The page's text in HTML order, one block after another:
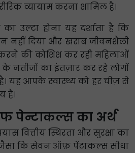
व्यायाम करना शामिल है।
उल्टा होना यह दर्शाता है कि
नहीं दिया और खराब जीवनशैली
की कोशिश कर रही महिलाओं
नतीजों का इंतज़ार कर रहे लोगों
यह आपके स्वास्थ्य को हर चीज़ से
है।
पेन्टाकल्स का अर्थ
वित्तीय स्थिरता और सुरक्षा का
कि सेवन ऑफ़ पेंटाकल्स सीधा